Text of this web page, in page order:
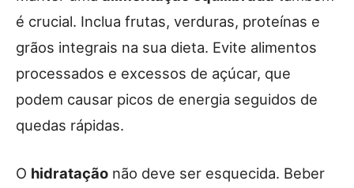
é crucial. Inclua frutas, verduras, proteínas e
grãos integrais na sua dieta. Evite alimentos
processados e excessos de açúcar, que
podem causar picos de energia seguidos de
quedas rápidas.
O hidratação não deve ser esquecida. Beber